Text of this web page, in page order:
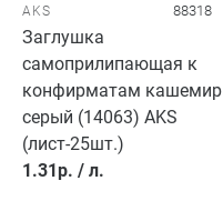
AKS 88318
Заглушка
самоприлипающая к
конфирматам кашемир
серый (14063) AKS
(лист-25шт.)
1.31р. / л.